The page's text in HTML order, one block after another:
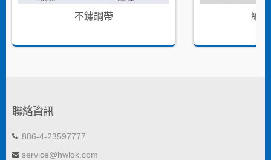
不鏽鋼帶 絕
聯絡資訊
886-4-23597777
service@hwlok.com